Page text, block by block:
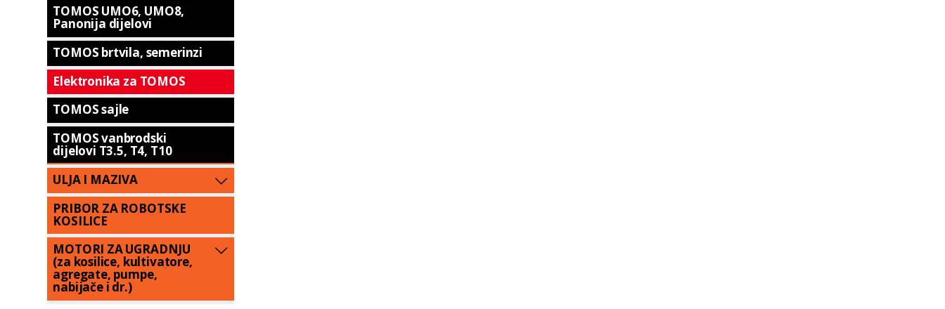
TOMOS UMO6, UMO8,
Panonija dijelovi
TOMOS brtvila, semerinzi
Elektronika za TOMOS
TOMOS sajle
TOMOS vanbrodski
dijelovi T3.5, T4, T10
ULJA I MAZIVA
PRIBOR ZA ROBOTSKE
KOSILICE
MOTORI ZA UGRADNJU
(za kosilice, kultivatore,
agregate, pumpe,
nabijače i dr.)